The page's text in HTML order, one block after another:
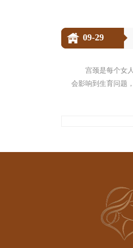
09-29
宫颈是每个女
会影响到生育问题